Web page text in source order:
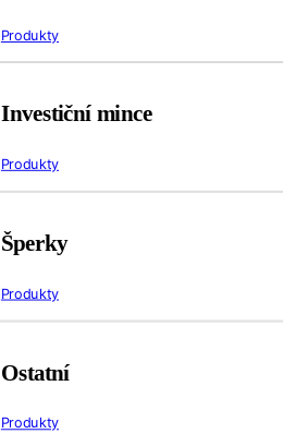
Produkty
Investiční mince
Produkty
Šperky
Produkty
Ostatní
Produkty